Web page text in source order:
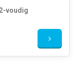
voudig